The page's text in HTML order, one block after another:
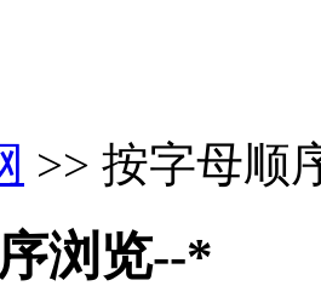
>> 按字母顺
浏览--*